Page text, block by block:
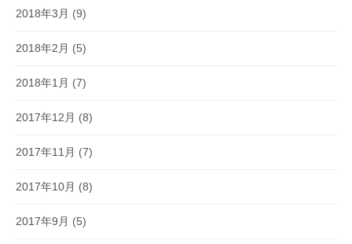
2018年3月 (9)
2018年2月 (5)
2018年1月 (7)
2017年12月 (8)
2017年11月 (7)
2017年10月 (8)
2017年9月 (5)